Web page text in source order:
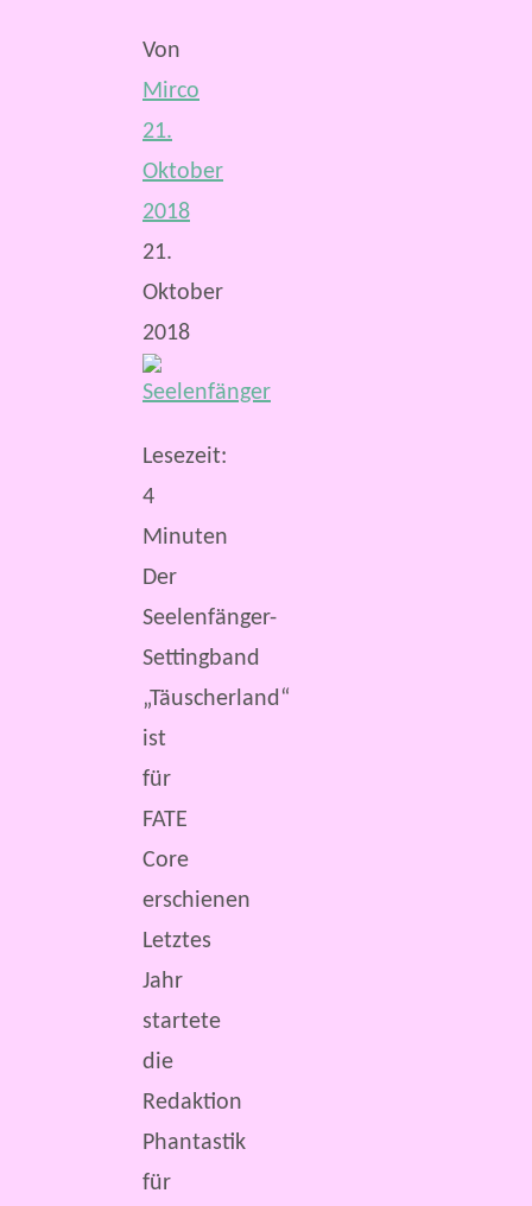
Von
Mirco
21.
Oktober
2018
21.
Oktober
2018
Lesezeit:
4
Minuten
Der
Seelenfänger-
Settingband
„Täuscherland“
ist
für
FATE
Core
erschienen
Letztes
Jahr
startete
die
Redaktion
Phantastik
für